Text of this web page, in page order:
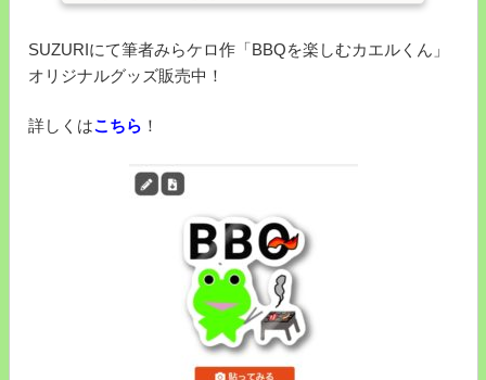
SUZURIにて筆者みらケロ作「BBQを楽しむカエルくん」
オリジナルグッズ販売中！
詳しくはこちら ！